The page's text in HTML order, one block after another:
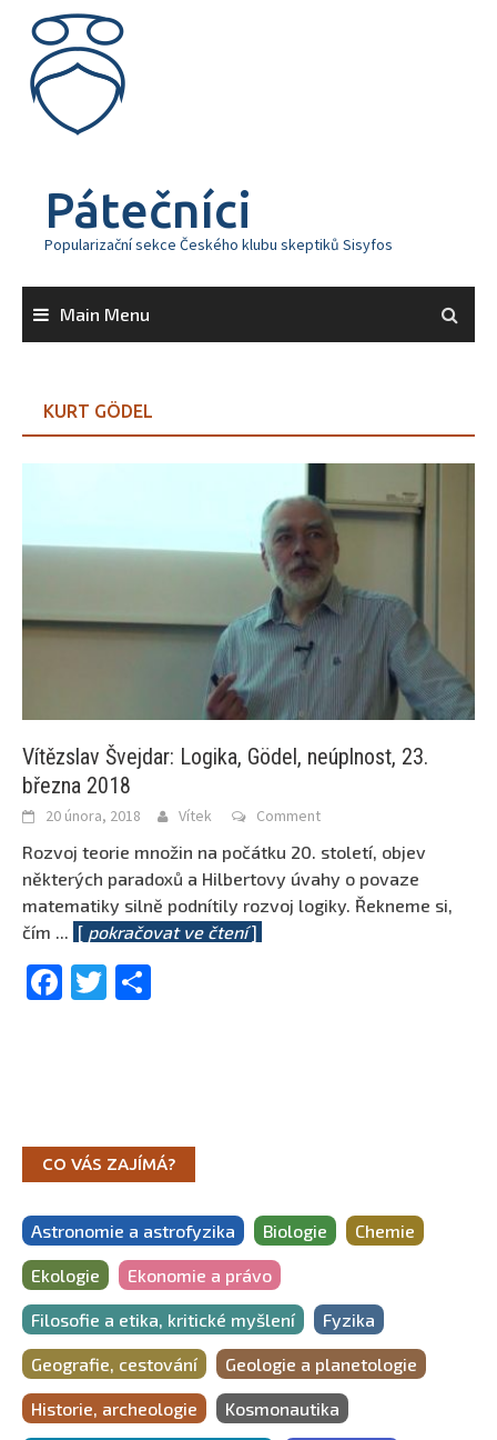
content
Pátečníci
Popularizační sekce Českého klubu skeptiků Sisyfos
Main Menu
KURT GÖDEL
Vítězslav Švejdar: Logika, Gödel, neúplnost, 23.
března 2018
20 února, 2018 Vítek Comment
Rozvoj teorie množin na počátku 20. století, objev
některých paradoxů a Hilbertovy úvahy o povaze
matematiky silně podnítily rozvoj logiky. Řekneme si,
čím ... [ pokračovat ve čtení]
Facebook
Twitter
CO VÁS ZAJÍMÁ?
Astronomie a astrofyzika Biologie Chemie
Ekologie Ekonomie a právo
Filosofie a etika, kritické myšlení Fyzika
Geografie, cestování Geologie a planetologie
Historie, archeologie Kosmonautika